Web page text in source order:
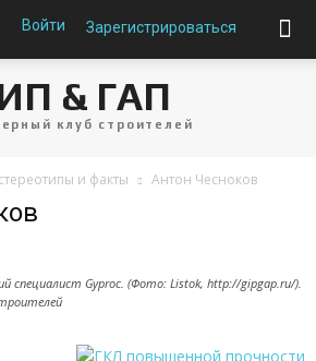
Войти Зарегистрироваться
& ГАП
клуб строителей
и факты Антон Чесноков
специалист Gyproc. (Фото: Listok, http://gipgap.ru/).